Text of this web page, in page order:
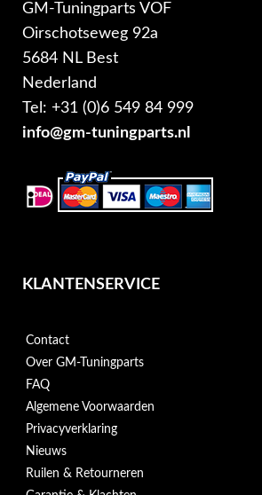
GM-Tuningparts VOF
Oirschotseweg 92a
5684 NL Best
Nederland
Tel: +31 (0)6 549 84 999
info@gm-tuningparts.nl
KLANTENSERVICE
Contact
Over GM-Tuningparts
FAQ
Algemene Voorwaarden
Privacyverklaring
Nieuws
Ruilen & Retourneren